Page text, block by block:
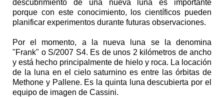
descubrimiento de una nueva luna es importante
porque con este conocimiento, los científicos pueden
planificar experimentos durante futuras observaciones.
Por el momento, a la nueva luna se la denomina
"Frank" o S/2007 S4. Es de unos 2 kilómetros de ancho
y está hecho principalmente de hielo y roca. La locación
de la luna en el cielo saturnino es entre las órbitas de
Methone y Pallene. Es la quinta luna descubierta por el
equipo de imagen de Cassini.